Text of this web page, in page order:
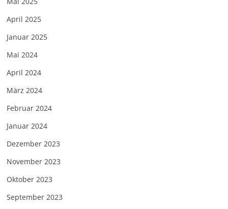
April 2025
Januar 2025
Mai 2024
April 2024
März 2024
Februar 2024
Januar 2024
Dezember 2023
November 2023
Oktober 2023
September 2023